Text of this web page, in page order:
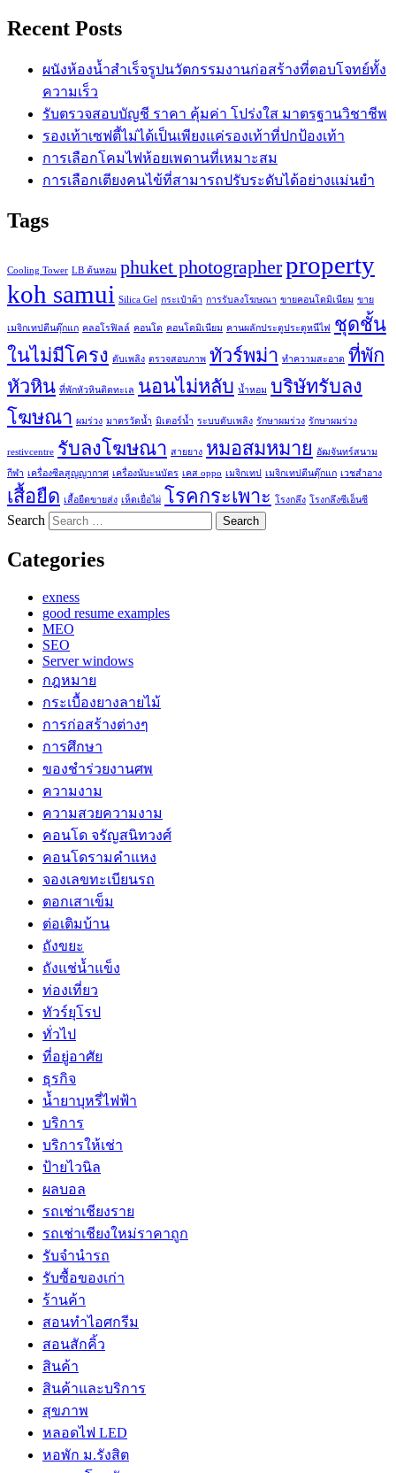
Recent Posts
ผนังห้องน้ำสำเร็จรูปนวัตกรรมงานก่อสร้างที่ตอบโจทย์ทั้ง
ความเร็ว
รับตรวจสอบบัญชี ราคา คุ้มค่า โปร่งใส มาตรฐานวิชาชีพ
รองเท้าเซฟตี้ไม่ได้เป็นเพียงแค่รองเท้าที่ปกป้องเท้า
การเลือกโคมไฟห้อยเพดานที่เหมาะสม
การเลือกเตียงคนไข้ที่สามารถปรับระดับได้อย่างแม่นยำ
Tags
Cooling Tower LB ต้นหอม phuket photographerproperty
koh samui Silica Gel กระเป๋าผ้า การรับลงโฆษณา ขายคอนโดมิเนียม ขาย
เมจิกเทปตีนตุ๊กแก คลอโรฟิลล์ คอนโด คอนโดมิเนียม คานผลักประตูประตูหนีไฟ
ชุดชั้น
ในไม่มีโครง ดับเพลิง ตรวจสอบภาพ ทัวร์พม่า ทำความสะอาด ที่พัก
หัวหิน ที่พักหัวหินติดทะเล นอนไม่หลับ น้ำหอม บริษัทรับลง
โฆษณา ผมร่วง มาตรวัดน้ำ มิเตอร์น้ำ ระบบดับเพลิง รักษาผมร่วง รักษาผมร่วง
restivcentre รับลงโฆษณา สายยาง หมอสมหมาย อัฒจันทร์สนาม
กีฬา เครื่องซีลสูญญากาศ เครื่องนับะนบัตร เคส oppo เมจิกเทป เมจิกเทปตีนตุ๊กแก เวชสำอาง
เสื้อยืด เสื้อยืดขายส่ง เห็ดเยื่อไผ่ โรคกระเพาะ โรงกลึง โรงกลึงซีเอ็นซี
Search
Categories
exness
good resume examples
MEO
SEO
Server windows
กฎหมาย
กระเบื้องยางลายไม้
การก่อสร้างต่างๆ
การศึกษา
ของชำร่วยงานศพ
ความงาม
ความสวยความงาม
คอนโด จรัญสนิทวงศ์
คอนโดรามคำแหง
จองเลขทะเบียนรถ
ตอกเสาเข็ม
ต่อเติมบ้าน
ถังขยะ
ถังแช่น้ำแข็ง
ท่องเที่ยว
ทัวร์ยุโรป
ทั่วไป
ที่อยู่อาศัย
ธุรกิจ
น้ำยาบุหรี่ไฟฟ้า
บริการ
บริการให้เช่า
ป้ายไวนิล
ผลบอล
รถเช่าเชียงราย
รถเช่าเชียงใหม่ราคาถูก
รับจำนำรถ
รับซื้อของเก่า
ร้านค้า
สอนทำไอศกรีม
สอนสักคิ้ว
สินค้า
สินค้าและบริการ
สุขภาพ
หลอดไฟ LED
หอพัก ม.รังสิต